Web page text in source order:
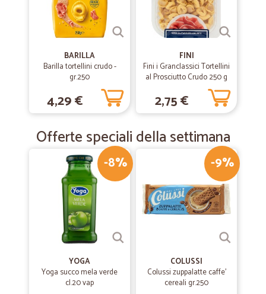
BARILLA
Barilla tortellini crudo -
gr.250
4,29 €
FINI
Fini i Granclassici Tortellini
al Prosciutto Crudo 250 g
2,75 €
Offerte speciali della settimana
-8%
YOGA
Yoga succo mela verde
cl.20 vap
-9%
COLUSSI
Colussi zuppalatte caffe'
cereali gr.250